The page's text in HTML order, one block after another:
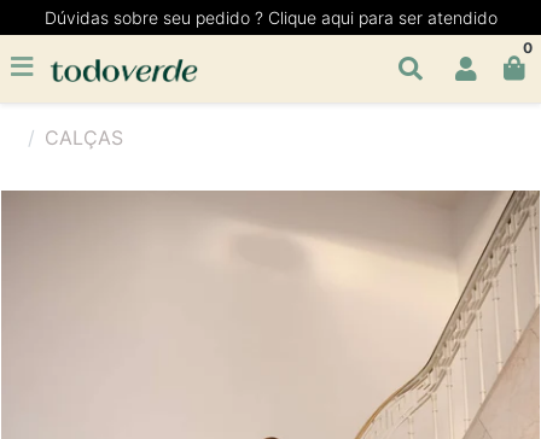
Dúvidas sobre seu pedido ? Clique aqui para ser atendido
0
CALÇAS